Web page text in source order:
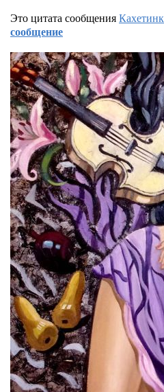
Это цитата сообщения
сообщение